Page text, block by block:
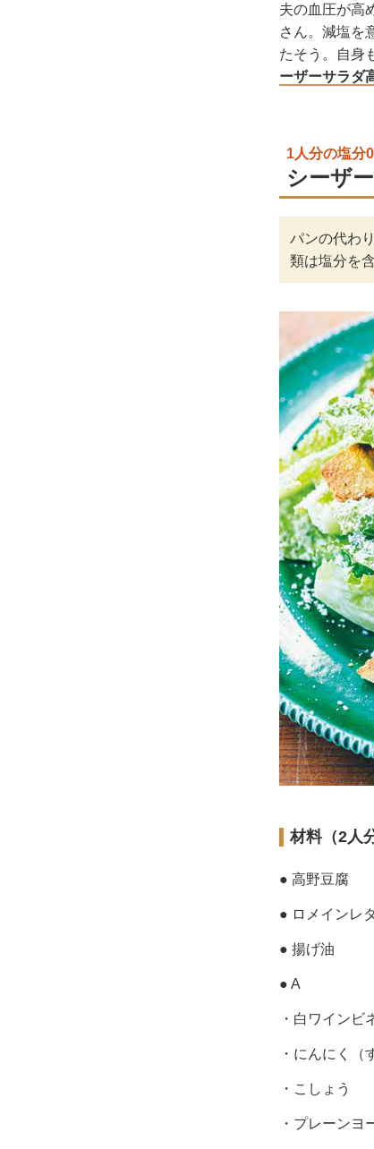
夫の血圧が高
さん。減塩を
たそう。自身
ーザーサラダ
1人分の塩分
シーザ
パンの代わ
類は塩分を
材料（2人
● 高野豆腐
● ロメインレ
● 揚げ油
● A
・白ワインビ
・にんにく（
・こしょう
・プレーンヨ